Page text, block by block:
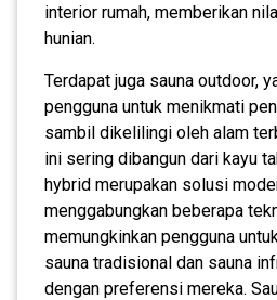
interior rumah, memberikan
hunian.
Terdapat juga sauna outdoor,
pengguna untuk menikmati
sambil dikelilingi oleh alam
ini sering dibangun dari kayu
hybrid merupakan solusi
menggabungkan beberapa
memungkinkan pengguna
sauna tradisional dan sauna
dengan preferensi mereka.